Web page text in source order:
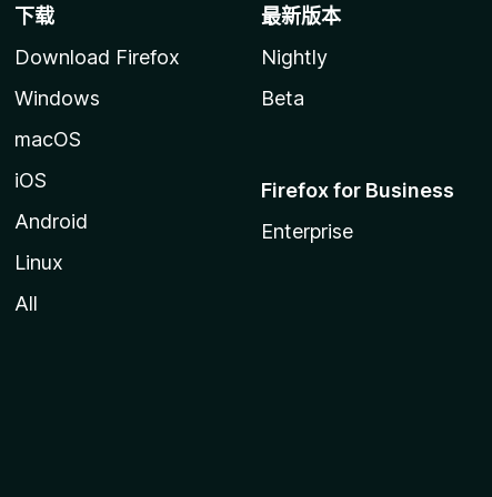
下载
Download Firefox
Windows
macOS
iOS
Android
Linux
All
最新版本
Nightly
Beta
Firefox for Business
Enterprise